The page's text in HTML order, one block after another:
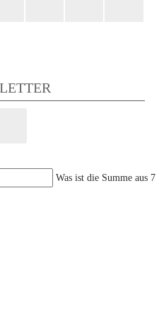
Was ist die Summe aus 7